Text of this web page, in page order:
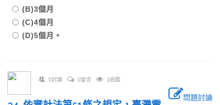
(B)3個月
(C)4個月
(D)5個月。
0討論 0留言 1追蹤
問題討論